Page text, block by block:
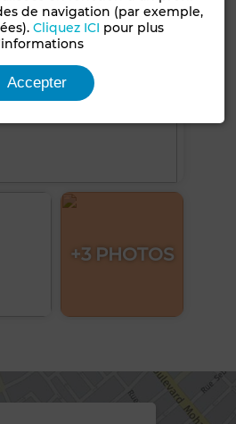
+3 PHOTOS
de navigation (par exemple,
Cliquez ICI pour plus
Accepter